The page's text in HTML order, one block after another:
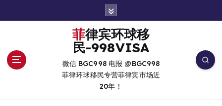
菲律宾环球移
民-998VISA
微信 BGC998 电报 @BGC998
菲律环球移民专营菲律宾市场近
20年！